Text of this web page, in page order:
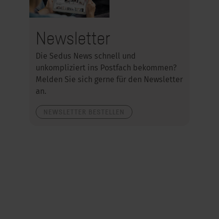
Newsletter
Die Sedus News schnell und
unkompliziert ins Postfach bekommen?
Melden Sie sich gerne für den Newsletter
an.